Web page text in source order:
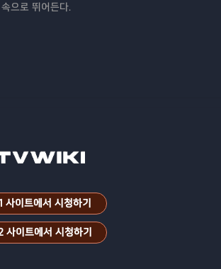
으로 뛰어든다.
사이트에서 시청하기
사이트에서 시청하기